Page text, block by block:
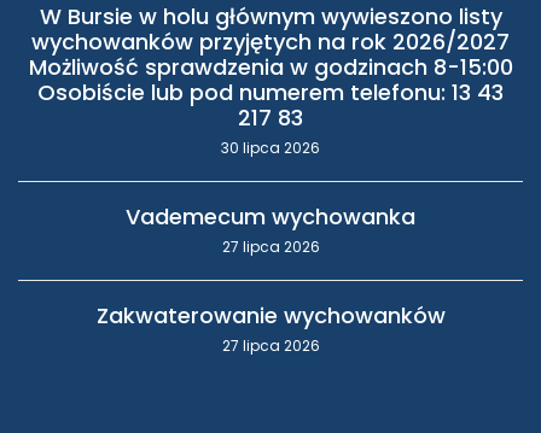
W Bursie w holu głównym wywieszono listy
wychowanków przyjętych na rok 2026/2027
Możliwość sprawdzenia w godzinach 8-15:00
Osobiście lub pod numerem telefonu: 13 43
217 83
30 lipca 2026
Vademecum wychowanka
27 lipca 2026
Zakwaterowanie wychowanków
27 lipca 2026